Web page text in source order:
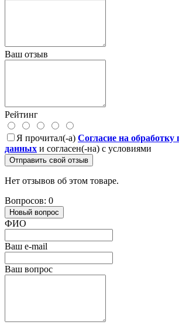
Ваш отзыв
Рейтинг
Я прочитал(-а) Согласие на
данных и согласен(-на) с условиями
Отправить свой отзыв
Нет отзывов об этом товаре.
Вопросов: 0
Новый вопрос
ФИО
Ваш e-mail
Ваш вопрос